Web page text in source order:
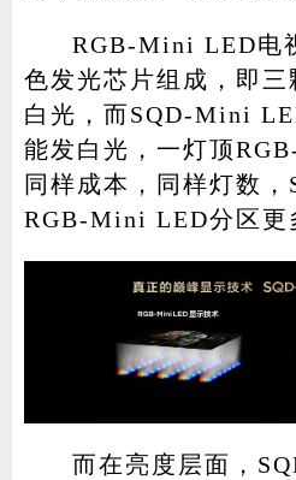
RGB-Mini LED电
色发光芯片组成，即
白光，而SQD-Mini
能发白光，一灯顶
同样成本，同样灯数
RGB-Mini LED分区更
而在亮度层面，